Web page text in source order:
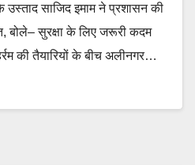
साजिद इमाम ने प्रशासन की
बोले– सुरक्षा के लिए जरूरी कदम
की तैयारियों के बीच अलीनगर…